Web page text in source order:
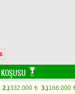
2.)332.000 t 3.)166.000